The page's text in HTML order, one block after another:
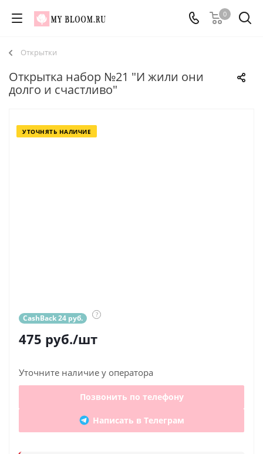
0
Открытки
Открытка набор №21 "И жили они
долго и счастливо"
УТОЧНЯТЬ НАЛИЧИЕ
CashBack 24 руб. ?
475 руб./шт
Уточните наличие у оператора
Позвонить по телефону
Написать в Телеграм